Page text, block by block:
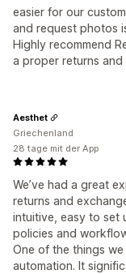
easier for our
and request photos
Highly recommend
a proper returns and
We’ve had a great
returns and
intuitive, easy to set
policies and
One of the things
automation. It
Aesthet
Griechenland
28 tage mit der App